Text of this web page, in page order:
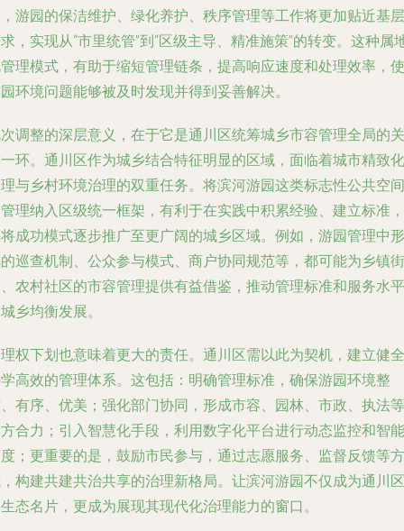
游园的保洁维护、绿化养护、秩序管理等工作将更加贴近基层
，实现从“市里统管”到“区级主导、精准施策”的转变。这种属
理模式，有助于缩短管理链条，提高响应速度和处理效率，使
环境问题能够被及时发现并得到妥善解决。
调整的深层意义，在于它是通川区统筹城乡市容管理全局的关
环。通川区作为城乡结合特征明显的区域，面临着城市精致化
与乡村环境治理的双重任务。将滨河游园这类标志性公共空间
理纳入区级统一框架，有利于在实践中积累经验、建立标准，
成功模式逐步推广至更广阔的城乡区域。例如，游园管理中形
巡查机制、公众参与模式、商户协同规范等，都可能为乡镇街
农村社区的市容管理提供有益借鉴，推动管理标准和服务水平
乡均衡发展。
权下划也意味着更大的责任。通川区需以此为契机，建立健全
高效的管理体系。这包括：明确管理标准，确保游园环境整
有序、优美；强化部门协同，形成市容、园林、市政、执法等
合力；引入智慧化手段，利用数字化平台进行动态监控和智能
；更重要的是，鼓励市民参与，通过志愿服务、监督反馈等方
构建共建共治共享的治理新格局。让滨河游园不仅成为通川区
态名片，更成为展现其现代化治理能力的窗口。